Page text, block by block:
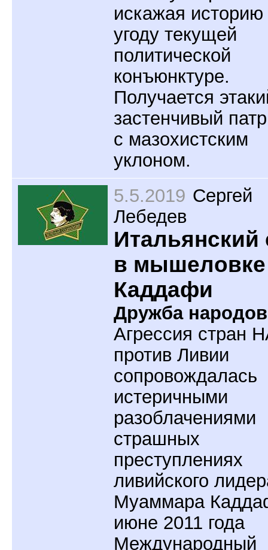
искажая историю
угоду текущей
политической
конъюнктуре.
Получается
застенчивый
с мазохистским
уклоном.
5.5.2019 Сергей
Лебедев
в
Каддафи
Дружба
Агрессия стран
против Ливии
сопровождалась
истеричными
разоблачениями
страшных
преступлениях
ливийского
Муаммара
июне 2011 года
Международный